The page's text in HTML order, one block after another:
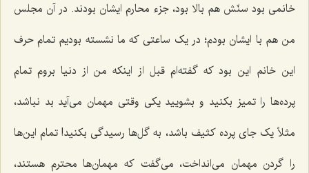
خانمى بود سنّش هم بالا بود، جزء محارم ایشان بودند. در آن مجلس
من هم با ایشان بودم؛ در یک ساعتى که ما نشسته بودیم تمام حرف
این خانم این بود که گفته‌ام قبل از اینکه من از دنیا بروم تمام
پرده‌ها را تمیز بکنید و بشویید یکى وقتى مهمان مى‌آید بد نباشد،
مثلاً یک جاى پرده کثیف باشد، به گل‌ها رسیدگى بکنید! تمام این‌ها
را گردن مهمان مى‌انداخت، می‌گفت که مهمان‌ها محترم هستند،